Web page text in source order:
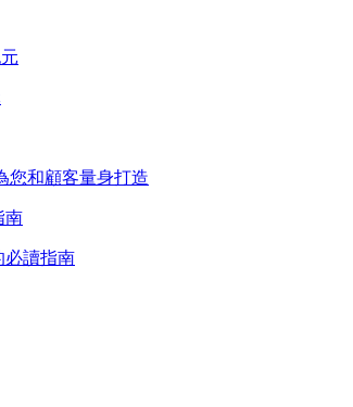
您和顧客量身打造
必讀指南